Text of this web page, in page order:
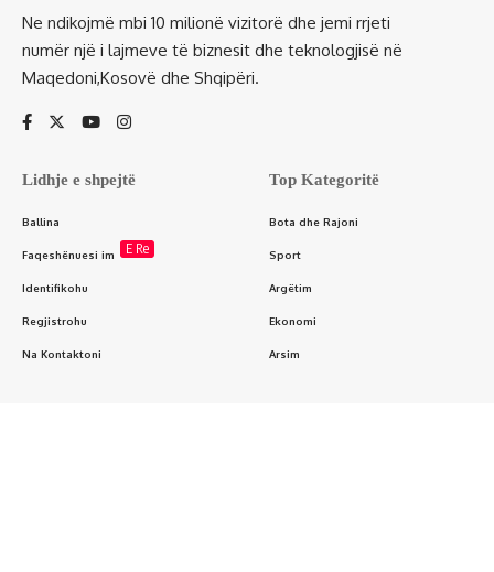
Ne ndikojmë mbi 10 milionë vizitorë dhe jemi rrjeti
numër një i lajmeve të biznesit dhe teknologjisë në
Maqedoni,Kosovë dhe Shqipëri.
Lidhje e shpejtë
Ballina
Faqeshënuesi im E Re
Identifikohu
Regjistrohu
Na Kontaktoni
Top Kategoritë
Bota dhe Rajoni
Sport
Argëtim
Ekonomi
Arsim